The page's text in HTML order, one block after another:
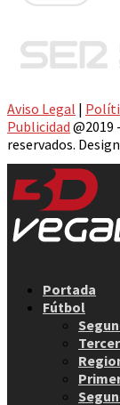
Aviso Legal |
Publicidad @2019
reservados.
Portada
Fútbol